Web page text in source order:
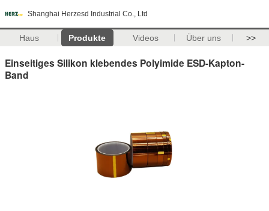
Shanghai Herzesd Industrial Co., Ltd
Haus Produkte Videos Über uns >>
Einseitiges Silikon klebendes Polyimide ESD-Kapton-
Band